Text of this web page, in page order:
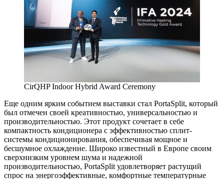
CirQHP Indoor Hybrid Award Ceremony
Еще одним ярким событием выставки стал PortaSplit, который
был отмечен своей креативностью, универсальностью и
производительностью. Этот продукт сочетает в себе
компактность кондиционера с эффективностью сплит-
системы кондиционирования, обеспечивая мощное и
бесшумное охлаждение. Широко известный в Европе своим
сверхнизким уровнем шума и надежной
производительностью, PortaSplit удовлетворяет растущий
спрос на энергоэффективные, комфортные температурные